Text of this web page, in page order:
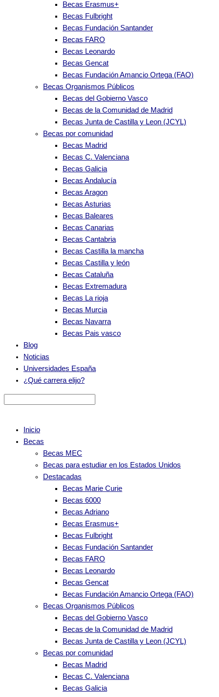
Becas Erasmus+
Becas Fulbright
Becas Fundación Santander
Becas FARO
Becas Leonardo
Becas Gencat
Becas Fundación Amancio Ortega (FAO)
Becas Organismos Públicos
Becas del Gobierno Vasco
Becas de la Comunidad de Madrid
Becas Junta de Castilla y Leon (JCYL)
Becas por comunidad
Becas Madrid
Becas C. Valenciana
Becas Galicia
Becas Andalucía
Becas Aragon
Becas Asturias
Becas Baleares
Becas Canarias
Becas Cantabria
Becas Castilla la mancha
Becas Castilla y león
Becas Cataluña
Becas Extremadura
Becas La rioja
Becas Murcia
Becas Navarra
Becas Pais vasco
Blog
Noticias
Universidades España
¿Qué carrera elijo?
Inicio
Becas
Becas MEC
Becas para estudiar en los Estados Unidos
Destacadas
Becas Marie Curie
Becas 6000
Becas Adriano
Becas Erasmus+
Becas Fulbright
Becas Fundación Santander
Becas FARO
Becas Leonardo
Becas Gencat
Becas Fundación Amancio Ortega (FAO)
Becas Organismos Públicos
Becas del Gobierno Vasco
Becas de la Comunidad de Madrid
Becas Junta de Castilla y Leon (JCYL)
Becas por comunidad
Becas Madrid
Becas C. Valenciana
Becas Galicia